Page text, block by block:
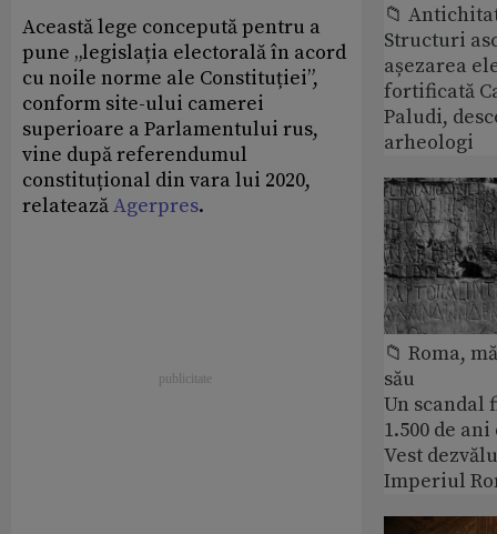
Această lege concepută pentru a
pune „legislația electorală în acord
cu noile norme ale Constituției”,
conform site-ului camerei
superioare a Parlamentului rus,
vine după referendumul
constituțional din vara lui 2020,
relateazăAgerpres.
📁
Structuri
așezarea
fortificată
Paludi,
arheologi
📁 Roma,
său
Un scandal
1.500 de
Vest
Imperiul